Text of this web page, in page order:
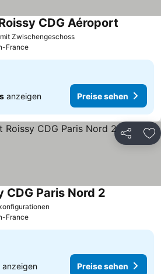
ZwischengeschossPreise sehen
CDG Aéroport
France
anzeigen Preise sehen
Teilen
Paris Nord 2
France
anzeigen Preise sehen